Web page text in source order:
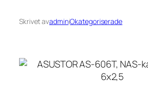
Skrivet avadminiOkategoriserade